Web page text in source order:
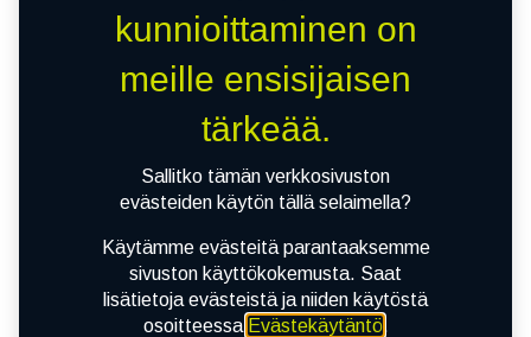
kunnioittaminen on
meille ensisijaisen
tärkeää.
Sallitko tämän verkkosivuston
evästeiden käytön tällä selaimella?
Käytämme evästeitä parantaaksemme
sivuston käyttökokemusta. Saat
lisätietoja evästeistä ja niiden käytöstä
osoitteessa Evästekäytäntö.